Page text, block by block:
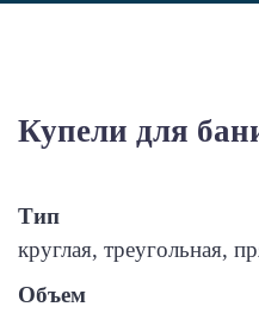
Купели для
Тип
круглая, треугольная,
Объем